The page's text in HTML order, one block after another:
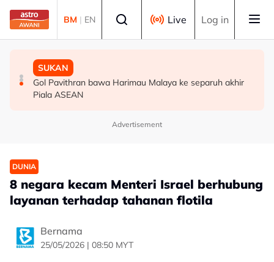
Skip to main content
BM | EN Live Log in
MALAYSIA
Berita tempatan pilihan sepanjang hari ini
MALAYSIA
Bapa lemas cuba selamatkan anak jatuh kolam ikan
SUKAN
Gol Pavithran bawa Harimau Malaya ke separuh akhir
Piala ASEAN
Advertisement
DUNIA
8 negara kecam Menteri Israel berhubung
layanan terhadap tahanan flotila
Bernama
25/05/2026 | 08:50 MYT